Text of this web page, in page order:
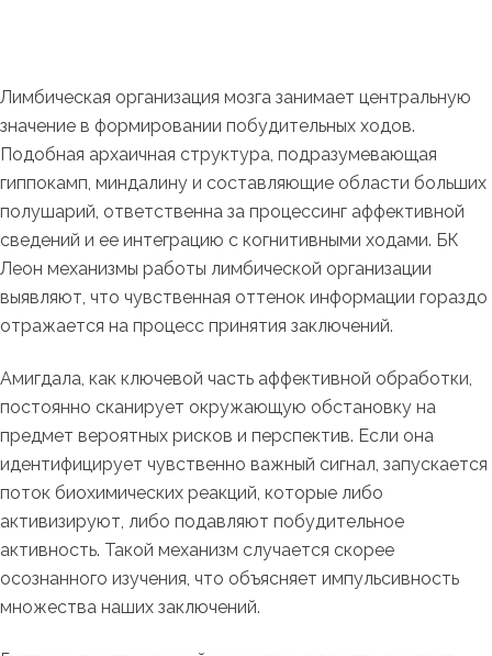
Лимбическая организация мозга занимает центральную
значение в формировании побудительных ходов.
Подобная архаичная структура, подразумевающая
гиппокамп, миндалину и составляющие области больших
полушарий, ответственна за процессинг аффективной
сведений и ее интеграцию с когнитивными ходами. БК
Леон механизмы работы лимбической организации
выявляют, что чувственная оттенок информации гораздо
отражается на процесс принятия заключений.
Амигдала, как ключевой часть аффективной обработки,
постоянно сканирует окружающую обстановку на
предмет вероятных рисков и перспектив. Если она
идентифицирует чувственно важный сигнал, запускается
поток биохимических реакций, которые либо
активизируют, либо подавляют побудительное
активность. Такой механизм случается скорее
осознанного изучения, что объясняет импульсивность
множества наших заключений.